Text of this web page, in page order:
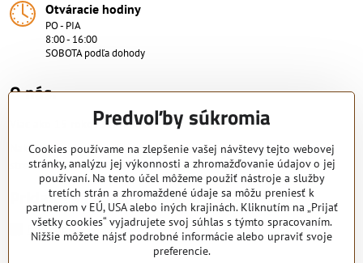
Otváracie hodiny
PO - PIA
8:00 - 16:00
SOBOTA podľa dohody
O nás.
Viac ako 15 rokov skúsenosti.
Nakupujte od overeného predajcu s certifikovaným servisným
strediskom. KRB-TECH s.r.o.
Pridajte sa k nám
Facebook
Predvoľby súkromia
Cookies používame na zlepšenie vašej návštevy tejto webovej
stránky, analýzu jej výkonnosti a zhromažďovanie údajov o jej
používaní. Na tento účel môžeme použiť nástroje a služby
tretích strán a zhromaždené údaje sa môžu preniesť k
partnerom v EÚ, USA alebo iných krajinách. Kliknutím na „Prijať
všetky cookies“ vyjadrujete svoj súhlas s týmto spracovaním.
Nižšie môžete nájsť podrobné informácie alebo upraviť svoje
preferencie.